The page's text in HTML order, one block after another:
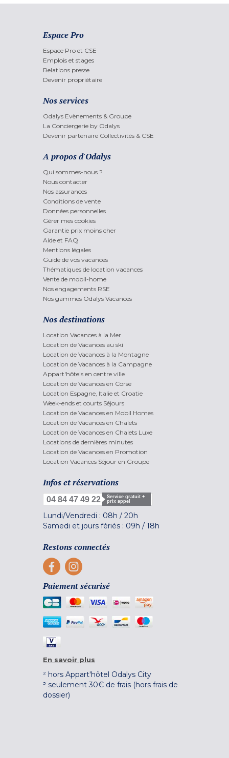
Espace Pro
Espace Pro et CSE
Emplois et stages
Relations presse
Devenir propriétaire
Nos services
Odalys Evènements & Groupe
La Conciergerie by Odalys
Devenir partenaire Collectivités & CSE
A propos d'Odalys
Qui sommes-nous ?
Nous contacter
Nos assurances
Conditions de vente
Données personnelles
Gérer mes cookies
Garantie prix moins cher
Aide et FAQ
Mentions légales
Guide de vos vacances
Thématiques de location vacances
Vente de mobil-home
Nos engagements RSE
Nos gammes Odalys Vacances
Nos destinations
Location Vacances à la Mer
Location de Vacances au ski
Location de Vacances à la Montagne
Location de Vacances à la Campagne
Appart'hôtels en centre ville
Location de Vacances en Corse
Location Espagne, Italie et Croatie
Week-ends et courts Séjours
Location de Vacances en Mobil Homes
Location de Vacances en Chalets
Location de Vacances en Chalets Luxe
Locations de dernières minutes
Location de Vacances en Promotion
Location Vacances Séjour en Groupe
Infos et réservations
04 84 47 49 22
Service gratuit +
prix appel
Lundi/Vendredi : 08h / 20h
Samedi et jours fériés : 09h / 18h
Restons connectés
Paiement sécurisé
En savoir plus
² hors Appart'hôtel Odalys City
³ seulement 30€ de frais (hors frais de
dossier)